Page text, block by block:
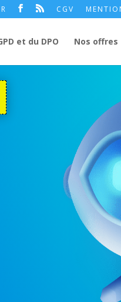
CGV
et du DPO Nos offres